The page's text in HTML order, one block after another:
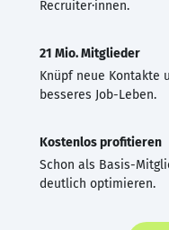
Recruiter·innen.
21 Mio. Mitglieder
Knüpf neue Kontakte
besseres Job-Leben.
Kostenlos profitieren
Schon als Basis-
deutlich optimieren.